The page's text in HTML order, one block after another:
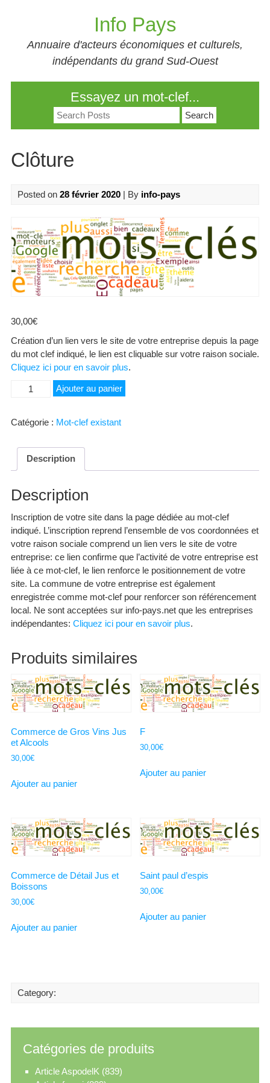
Info Pays
Annuaire d'acteurs économiques et culturels,
indépendants du grand Sud-Ouest
Essayez un mot-clef...
Search
for:
Clôture
Posted on 28 février 2020| By info-pays
30,00€
Création d’un lien vers le site de votre entreprise depuis la page
du mot clef indiqué, le lien est cliquable sur votre raison sociale.
Cliquez ici pour en savoir plus.
quantité
Ajouter au panier
Catégorie : Mot-clef existant
Description
Description
Inscription de votre site dans la page dédiée au mot-clef
indiqué. L’inscription reprend l’ensemble de vos coordonnées et
votre raison sociale comprend un lien vers le site de votre
entreprise: ce lien confirme que l’activité de votre entreprise est
liée à ce mot-clef, le lien renforce le positionnement de votre
site. La commune de votre entreprise est également
enregistrée comme mot-clef pour renforcer son référencement
local. Ne sont acceptées sur info-pays.net que les entreprises
indépendantes: Cliquez ici pour en savoir plus.
Produits similaires
Commerce de Gros Vins Jus
et Alcools
30,00€
Ajouter au panier
F
30,00€
Ajouter au panier
Commerce de Détail Jus et
Boissons
30,00€
Ajouter au panier
Saint paul d’espis
30,00€
Ajouter au panier
Category:
Catégories de produits
Article AspodelK (839)